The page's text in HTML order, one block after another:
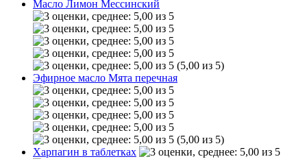
Масло Лимон Мессинский
(5,00 из 5)
Эфирное масло Мята перечная
(5,00 из 5)
Харпагин в таблетках